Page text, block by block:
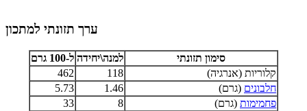
ערך תזונתי למתכון
סימון תזונתי למנה\יחידה ל-100 גרם
קלוריות (אנרגיה)
118
462
חלבונים (גרם) 1.46
5.73
פחמימות (גרם) 8
33